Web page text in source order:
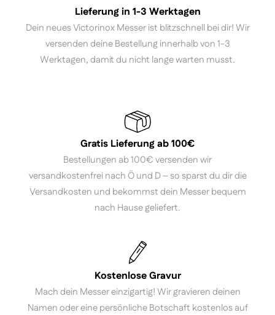
Lieferung in 1-3 Werktagen
Dein neues Victorinox Messer ist blitzschnell bei dir! Wir
versenden deine Bestellung innerhalb von 1-3
Werktagen, damit du nicht lange warten musst.
Gratis Lieferung ab 100€
Bestellungen ab 100€ versenden wir
versandkostenfrei nach Ö und D – so sparst du dir die
Versandkosten und bekommst dein Messer bequem
nach Hause geliefert.
Kostenlose Gravur
Mach dein Messer einzigartig! Wir gravieren deinen
Namen oder eine persönliche Botschaft kostenlos auf